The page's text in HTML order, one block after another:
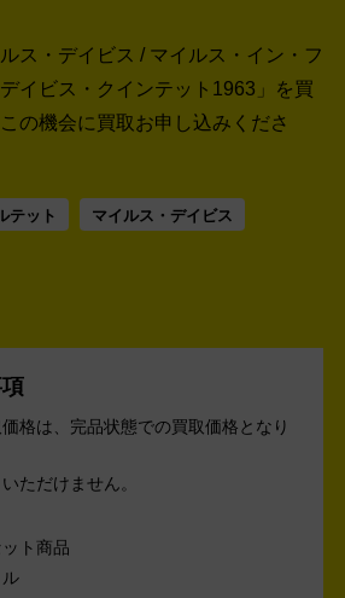
ス・デイビス / マイルス・イン・フ
イビス・クインテット1963」を買
の機会に買取お申し込みくださ
テット マイルス・デイビス
格は、完品状態での買取価格となり
ただけません。
ト商品